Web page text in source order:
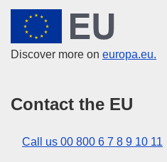
European Union
Discover more on europa.eu.
Contact the EU
Call us 00 800 6 7 8 9 10 11